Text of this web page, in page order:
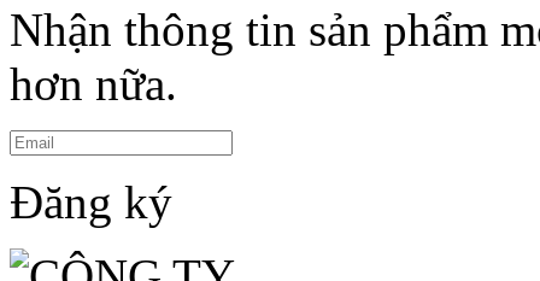
Nhận thông tin sản phẩm
hơn nữa.
Đăng ký